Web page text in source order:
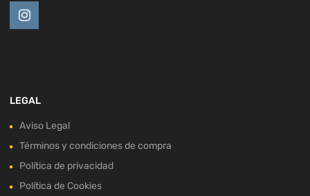
LEGAL
Aviso Legal
Términos y condiciones de compra
Política de privacidad
Política de Cookies